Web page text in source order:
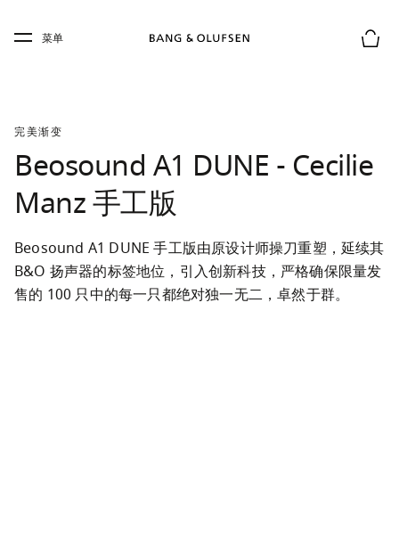
Skip to main footer
菜单
完美渐变
Beosound A1 DUNE - Cecilie
Manz 手工版
Beosound A1 DUNE 手工版由原设计师操刀重塑，延续其
B&O 扬声器的标签地位，引入创新科技，严格确保限量发
售的 100 只中的每一只都绝对独一无二，卓然于群。